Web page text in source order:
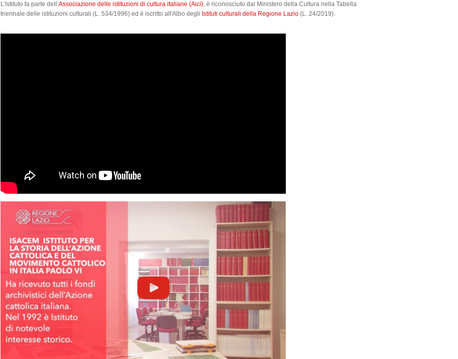
L’Istituto fa parte dell’Associazione delle istituzioni di cultura italiane (Aici), è riconosciuto dal Ministero della Cultura nella Tabella
triennale delle istituzioni culturali (L. 534/1996) ed è iscritto all'Albo degli Istituti culturali della Regione Lazio (L. 24/2019).